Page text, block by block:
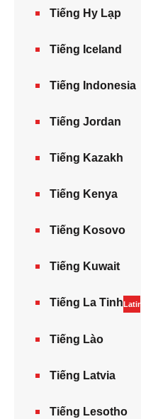
Tiếng Hy Lạp
Tiếng Iceland
Tiếng Indonesia
Tiếng Jordan
Tiếng Kazakh‎
Tiếng Kenya
Tiếng Kosovo
Tiếng Kuwait
Tiếng La TinhLatin
Tiếng Lào
Tiếng Latvia
Tiếng Lesotho